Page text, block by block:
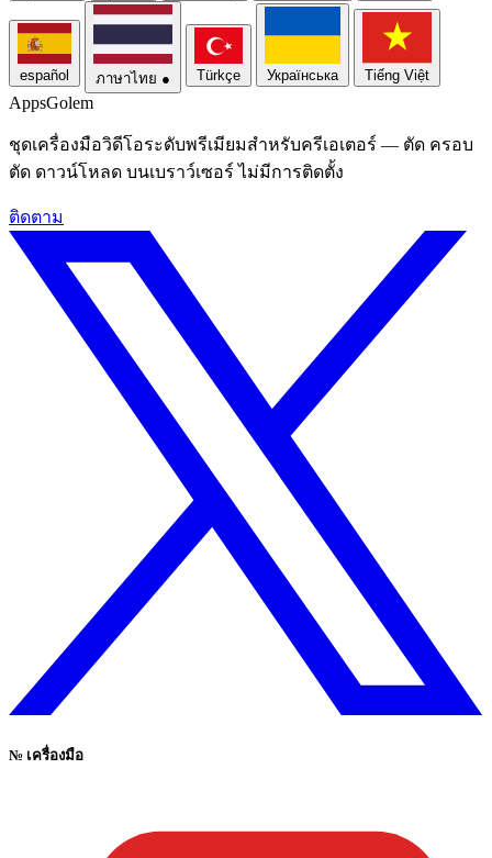
español ภาษาไทย ● Türkçe Українська Tiếng Việt
AppsGolem
ชุดเครื่องมือวิดีโอระดับพรีเมียมสําหรับครีเอเตอร์ — ตัด ครอบ
ตัด ดาวน์โหลด บนเบราว์เซอร์ ไม่มีการติดตั้ง
ติดตาม
№ เครื่องมือ